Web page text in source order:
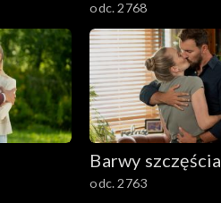
odc. 2768
Barwy szczęścia
odc. 2763